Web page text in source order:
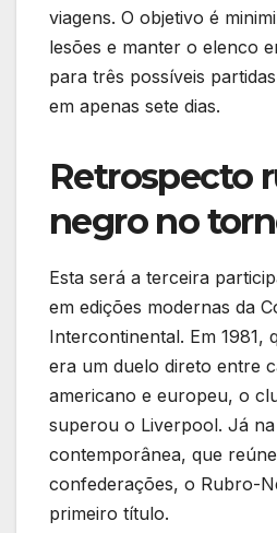
viagens. O objetivo é
lesões e manter o elenco
para três possíveis
em apenas sete dias.
Retrospecto
negro no
Esta será a terceira
em edições modernas da
Intercontinental. Em 1981,
era um duelo direto entre
americano e europeu, o
superou o Liverpool. Já
contemporânea, que
confederações, o Rubro-
primeiro título.